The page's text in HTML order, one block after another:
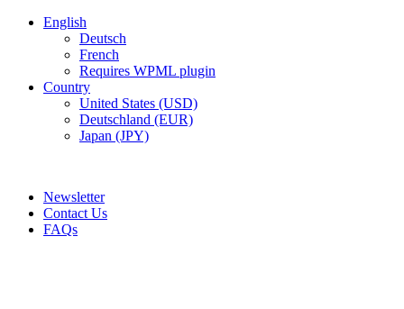
English
Deutsch
French
Requires WPML plugin
Country
United States (USD)
Deutschland (EUR)
Japan (JPY)
Newsletter
Contact Us
FAQs